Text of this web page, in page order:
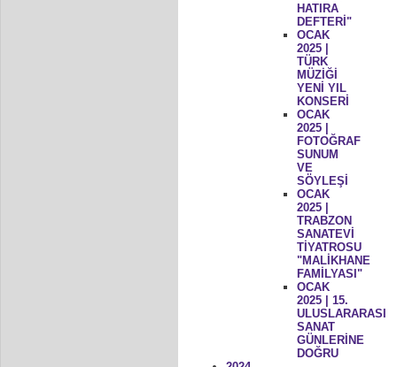
HATIRA
DEFTERİ"
OCAK
2025 |
TÜRK
MÜZİĞİ
YENİ YIL
KONSERİ
OCAK
2025 |
FOTOĞRAF
SUNUM
VE
SÖYLEŞİ
OCAK
2025 |
TRABZON
SANATEVİ
TİYATROSU
"MALİKHANE
FAMİLYASI"
OCAK
2025 | 15.
ULUSLARARASI
SANAT
GÜNLERİNE
DOĞRU